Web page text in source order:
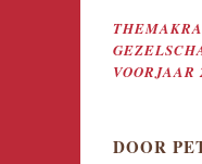
VOORJAAR
DOOR